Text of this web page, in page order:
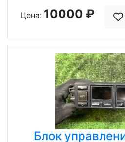
Цена: 10000 ₽
Блок